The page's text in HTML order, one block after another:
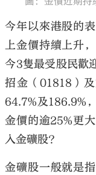
今年以來港股的
上金價持續上升
今3隻最受股民歡
招金（01818）
64.7%及186.9%
金價的逾25%更
入金礦股？
金礦股一般就是